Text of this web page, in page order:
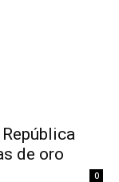
de oro
0